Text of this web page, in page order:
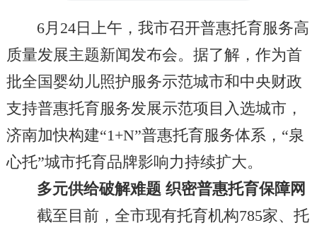
6月24日上午，我市召开普惠托育服务高
质量发展主题新闻发布会。据了解，作为首
批全国婴幼儿照护服务示范城市和中央财政
支持普惠托育服务发展示范项目入选城市，
济南加快构建“1+N”普惠托育服务体系，“泉
心托”城市托育品牌影响力持续扩大。
多元供给破解难题 织密普惠托育保障网
截至目前，全市现有托育机构785家、托